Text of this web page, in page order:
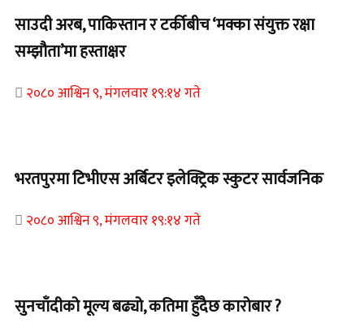
साउदी अरब, पाकिस्तान र टर्कीबीच ‘मक्का संयुक्त रक्षा
सम्झौता’मा हस्ताक्षर
२०८० आश्विन ९, मंगलवार १९:१४ गते
भरतपुरमा टिभीएस अर्बिटर इलेक्ट्रिक स्कुटर सार्वजनिक
२०८० आश्विन ९, मंगलवार १९:१४ गते
सुनचाँदीको मूल्य बढ्यो, कतिमा हुँदैछ कारोबार ?